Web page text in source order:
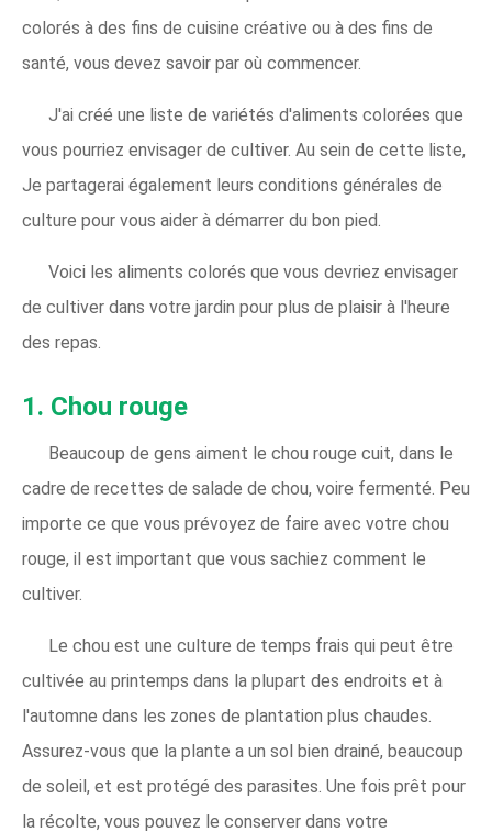
colorés à des fins de cuisine créative ou à des fins de
santé, vous devez savoir par où commencer.
J'ai créé une liste de variétés d'aliments colorées que
vous pourriez envisager de cultiver. Au sein de cette liste,
Je partagerai également leurs conditions générales de
culture pour vous aider à démarrer du bon pied.
Voici les aliments colorés que vous devriez envisager
de cultiver dans votre jardin pour plus de plaisir à l'heure
des repas.
1. Chou rouge
Beaucoup de gens aiment le chou rouge cuit, dans le
cadre de recettes de salade de chou, voire fermenté. Peu
importe ce que vous prévoyez de faire avec votre chou
rouge, il est important que vous sachiez comment le
cultiver.
Le chou est une culture de temps frais qui peut être
cultivée au printemps dans la plupart des endroits et à
l'automne dans les zones de plantation plus chaudes.
Assurez-vous que la plante a un sol bien drainé, beaucoup
de soleil, et est protégé des parasites. Une fois prêt pour
la récolte, vous pouvez le conserver dans votre